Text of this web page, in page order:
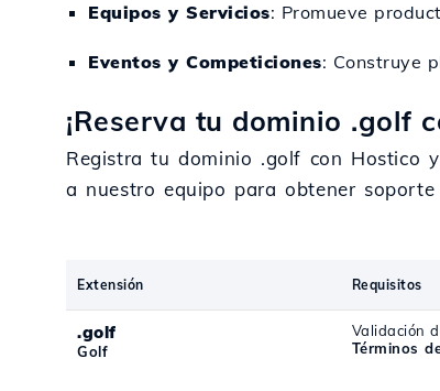
Equipos y Servicios: Promueve
Eventos y Competiciones: Construye
¡Reserva tu dominio .golf
Registra tu dominio .golf con Hostico
a nuestro equipo para obtener soporte
Extensión Requisitos
.golf
Golf
Validación
Términos